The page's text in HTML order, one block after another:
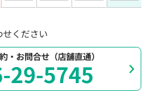
せください
・お問合せ（店舗直通）
29-5745